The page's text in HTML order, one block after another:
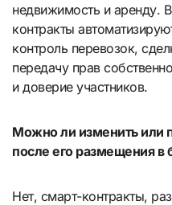
недвижимость и аренду.
контракты
контроль перевозок,
передачу прав
и доверие участников.
Можно ли изменить или
после его размещения в
Нет, смарт-контракты,